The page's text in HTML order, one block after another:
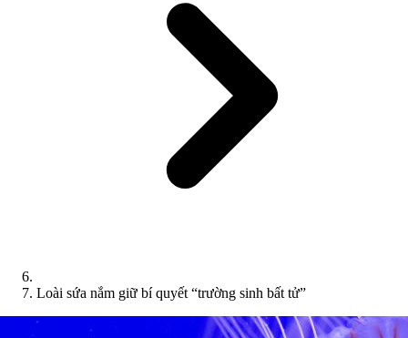
Loài sứa nắm giữ bí quyết “trường sinh bất tử”